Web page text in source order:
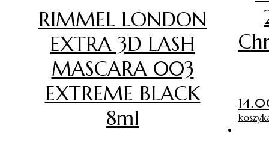
RIMMEL LONDON
EXTRA 3D LASH
MASCARA 003
EXTREME BLACK
8ml